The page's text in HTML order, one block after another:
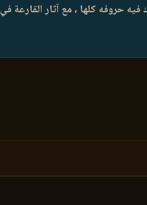
حروفه كلها ، مع آثار القارعة في